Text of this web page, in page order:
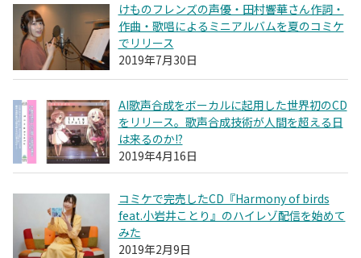
けものフレンズの声優・田村響華さん作詞・
作曲・歌唱によるミニアルバムを夏のコミケ
でリリース
2019年7月30日
AI歌声合成をボーカルに起用した世界初のCD
をリリース。歌声合成技術が人間を超える日
は来るのか!?
2019年4月16日
コミケで完売したCD『Harmony of birds
feat.小岩井ことり』のハイレゾ配信を始めて
みた
2019年2月9日